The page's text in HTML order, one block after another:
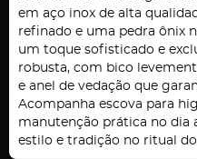
em aço inox de alta
refinado e uma pedra ônix
um toque sofisticado e
robusta, com bico
e anel de vedação que
Acompanha escova para
manutenção prática no dia
estilo e tradição no ritual